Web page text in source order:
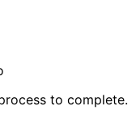
to complete.